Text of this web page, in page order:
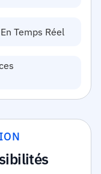
Temps Réel